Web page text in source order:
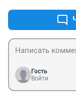
Гость
Войти